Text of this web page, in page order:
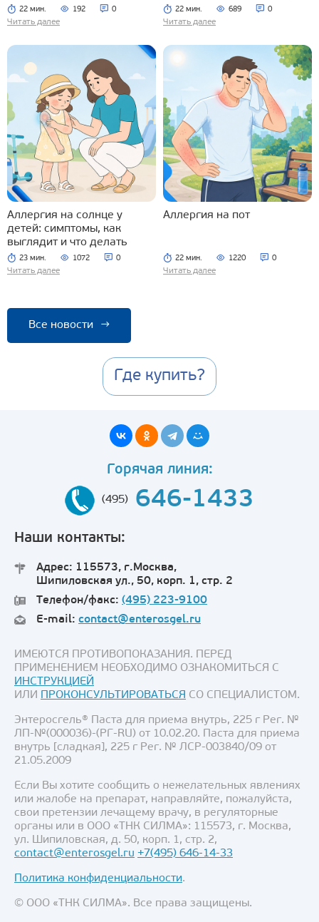
22 мин. 192 0
Читать далее
22 мин. 689 0
Читать далее
Аллергия на солнце у
детей: симптомы, как
выглядит и что делать
23 мин. 1072 0
Читать далее
Аллергия на пот
22 мин. 1220 0
Читать далее
Все новости →
Где купить?
Горячая линия:
(495) 646-1433
Наши контакты:
Адрес: 115573, г.Москва,
Шипиловская ул., 50, корп. 1, стр. 2
Телефон/факс: (495) 223-9100
E-mail: contact@enterosgel.ru
ИМЕЮТСЯ ПРОТИВОПОКАЗАНИЯ. ПЕРЕД
ПРИМЕНЕНИЕМ НЕОБХОДИМО ОЗНАКОМИТЬСЯ С
ИНСТРУКЦИЕЙ
ИЛИ ПРОКОНСУЛЬТИРОВАТЬСЯ СО СПЕЦИАЛИСТОМ.
Энтеросгель® Паста для приема внутрь, 225 г Рег. №
ЛП-№(000036)-(РГ-RU) от 10.02.20. Паста для приема
внутрь [сладкая], 225 г Рег. № ЛСР-003840/09 от
21.05.2009
Если Вы хотите сообщить о нежелательных явлениях
или жалобе на препарат, направляйте, пожалуйста,
свои претензии лечащему врачу, в регуляторные
органы или в ООО «ТНК СИЛМА»: 115573, г. Москва,
ул. Шипиловская, д. 50, корп. 1, стр. 2,
contact@enterosgel.ru +7(495) 646-14-33
Политика конфиденциальности.
© ООО «ТНК СИЛМА». Все права защищены.